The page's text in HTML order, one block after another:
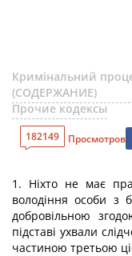
Кримінальний
(СОДЕРЖАНИЕ)
Прочие кодексы
182149 Просмотров
1. Ніхто не має
володіння особи з
добровільною
підставі ухвали
частиною третьою